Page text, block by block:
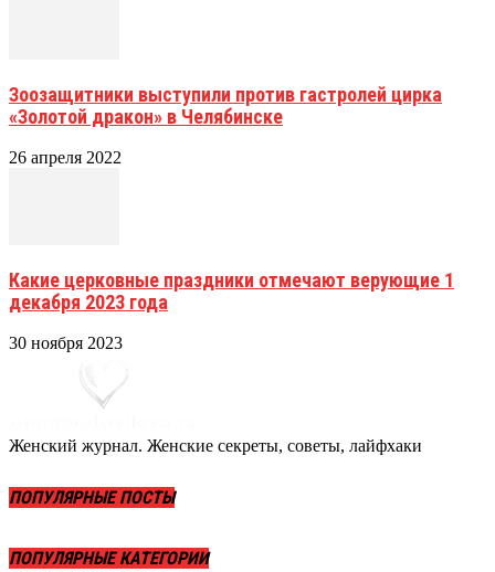
Зоозащитники выступили против гастролей цирка
«Золотой дракон» в Челябинске
26 апреля 2022
Какие церковные праздники отмечают верующие 1
декабря 2023 года
30 ноября 2023
Женский журнал. Женские секреты, советы, лайфхаки
ПОПУЛЯРНЫЕ ПОСТЫ
ПОПУЛЯРНЫЕ КАТЕГОРИИ